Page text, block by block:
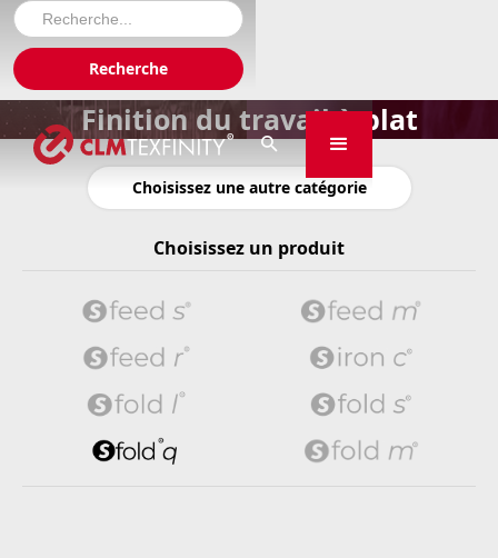

Finition du travail à plat
Choisissez une autre catégorie
Choisissez un produit